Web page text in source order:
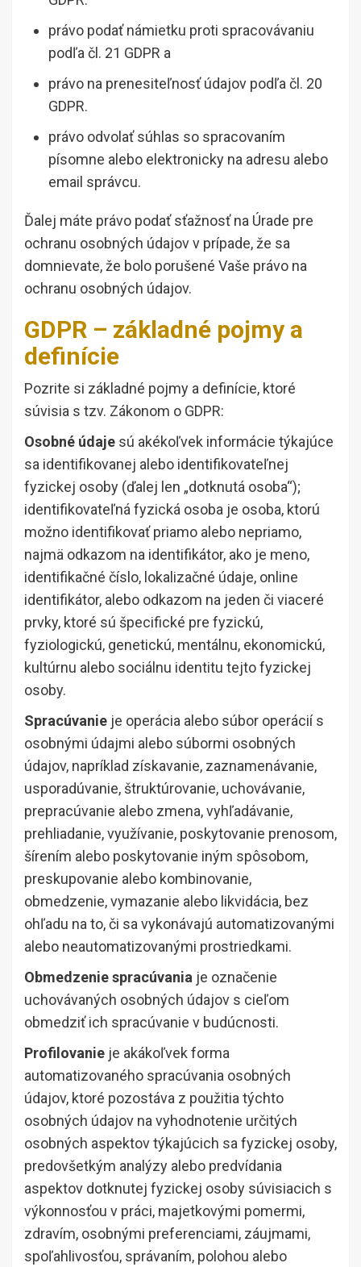
právo podať námietku proti spracovávaniu
podľa čl. 21 GDPR a
právo na prenesiteľnosť údajov podľa čl. 20
GDPR.
právo odvolať súhlas so spracovaním
písomne alebo elektronicky na adresu alebo
email správcu.
Ďalej máte právo podať sťažnosť na Úrade pre
ochranu osobných údajov v prípade, že sa
domnievate, že bolo porušené Vaše právo na
ochranu osobných údajov.
GDPR – základné pojmy a
definície
Pozrite si základné pojmy a definície, ktoré
súvisia s tzv. Zákonom o GDPR:
Osobné údaje sú akékoľvek informácie týkajúce
sa identifikovanej alebo identifikovateľnej
fyzickej osoby (ďalej len „dotknutá osoba“);
identifikovateľná fyzická osoba je osoba, ktorú
možno identifikovať priamo alebo nepriamo,
najmä odkazom na identifikátor, ako je meno,
identifikačné číslo, lokalizačné údaje, online
identifikátor, alebo odkazom na jeden či viaceré
prvky, ktoré sú špecifické pre fyzickú,
fyziologickú, genetickú, mentálnu, ekonomickú,
kultúrnu alebo sociálnu identitu tejto fyzickej
osoby.
Spracúvanie je operácia alebo súbor operácií s
osobnými údajmi alebo súbormi osobných
údajov, napríklad získavanie, zaznamenávanie,
usporadúvanie, štruktúrovanie, uchovávanie,
prepracúvanie alebo zmena, vyhľadávanie,
prehliadanie, využívanie, poskytovanie prenosom,
šírením alebo poskytovanie iným spôsobom,
preskupovanie alebo kombinovanie,
obmedzenie, vymazanie alebo likvidácia, bez
ohľadu na to, či sa vykonávajú automatizovanými
alebo neautomatizovanými prostriedkami.
Obmedzenie spracúvania je označenie
uchovávaných osobných údajov s cieľom
obmedziť ich spracúvanie v budúcnosti.
Profilovanie je akákoľvek forma
automatizovaného spracúvania osobných
údajov, ktoré pozostáva z použitia týchto
osobných údajov na vyhodnotenie určitých
osobných aspektov týkajúcich sa fyzickej osoby,
predovšetkým analýzy alebo predvídania
aspektov dotknutej fyzickej osoby súvisiacich s
výkonnosťou v práci, majetkovými pomermi,
zdravím, osobnými preferenciami, záujmami,
spoľahlivosťou, správaním, polohou alebo